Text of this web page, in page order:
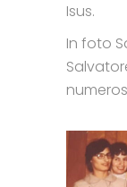
Isus.
In foto